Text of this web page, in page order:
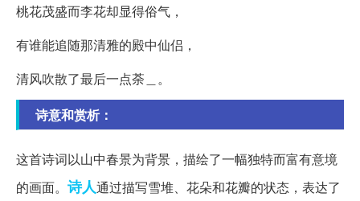
桃花茂盛而李花却显得俗气，
有谁能追随那清雅的殿中仙侣，
清风吹散了最后一点荼＿。
诗意和赏析：
这首诗词以山中春景为背景，描绘了一幅独特而富有意境
的画面。 诗人通过描写雪堆、花朵和花瓣的状态，表达了